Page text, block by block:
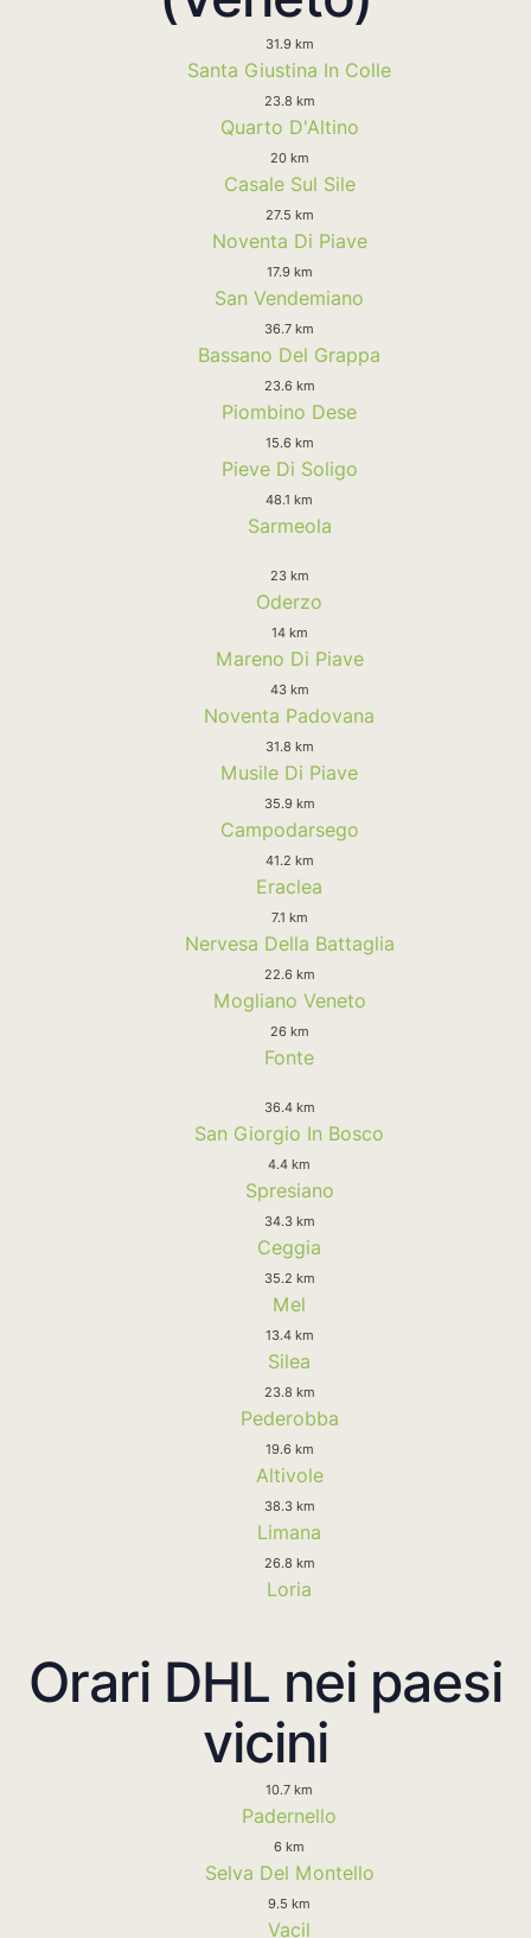
31.9 km
Santa Giustina In Colle
23.8 km
Quarto D'Altino
20 km
Casale Sul Sile
27.5 km
Noventa Di Piave
17.9 km
San Vendemiano
36.7 km
Bassano Del Grappa
23.6 km
Piombino Dese
15.6 km
Pieve Di Soligo
48.1 km
Sarmeola
23 km
Oderzo
14 km
Mareno Di Piave
43 km
Noventa Padovana
31.8 km
Musile Di Piave
35.9 km
Campodarsego
41.2 km
Eraclea
7.1 km
Nervesa Della Battaglia
22.6 km
Mogliano Veneto
26 km
Fonte
36.4 km
San Giorgio In Bosco
4.4 km
Spresiano
34.3 km
Ceggia
35.2 km
Mel
13.4 km
Silea
23.8 km
Pederobba
19.6 km
Altivole
38.3 km
Limana
26.8 km
Loria
Orari DHL nei paesi
vicini
10.7 km
Padernello
6 km
Selva Del Montello
9.5 km
Vacil